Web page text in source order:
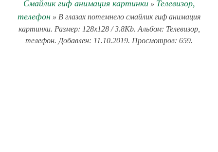
Смайлик гиф анимация картинки» Телевизор,
телефон » В глазах потемнело смайлик гиф анимация
картинки. Размер: 128x128 / 3.8Kb. Альбом: Телевизор,
телефон. Добавлен: 11.10.2019. Просмотров: 659.